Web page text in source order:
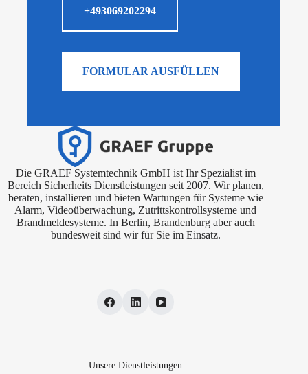
+493069202294
FORMULAR AUSFÜLLEN
Die GRAEF Systemtechnik GmbH ist Ihr Spezialist im
Bereich Sicherheits Dienstleistungen seit 2007. Wir planen,
beraten, installieren und bieten Wartungen für Systeme wie
Alarm, Videoüberwachung, Zutrittskontrollsysteme und
Brandmeldesysteme. In Berlin, Brandenburg aber auch
bundesweit sind wir für Sie im Einsatz.
Unsere Dienstleistungen